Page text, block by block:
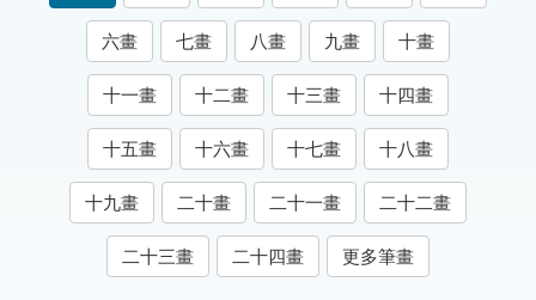
知識索引
單字索引
生命大百科索引
遊戲專區
六畫 七畫 八畫 九畫 十畫
十一畫 十二畫 十三畫 十四畫
十五畫 十六畫 十七畫 十八畫
十九畫 二十畫 二十一畫 二十二畫
二十三畫 二十四畫 更多筆畫